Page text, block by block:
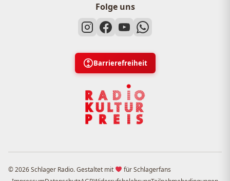
Folge uns
Barrierefreiheit
© 2026 Schlager Radio. Gestaltet mit
für Schlagerfans